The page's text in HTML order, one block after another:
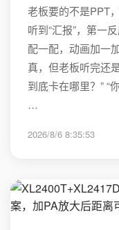
老板要的不是PPT
听到“汇报”，第一
配一配，动画加一
真，但老板听完还
到底卡在哪里？” “
…
2026/8/6 8:35:53